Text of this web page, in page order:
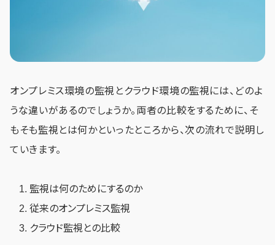
オンプレミス環境の監視とクラウド環境の監視には、どのよ
うな違いがあるのでしょうか。両者の比較をするために、そ
もそも監視とは何かといったところから、次の流れで説明し
ていきます。
監視は何のためにするのか
従来のオンプレミス監視
クラウド監視との比較